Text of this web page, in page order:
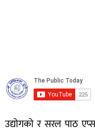
उद्योगको र सरल पाठ